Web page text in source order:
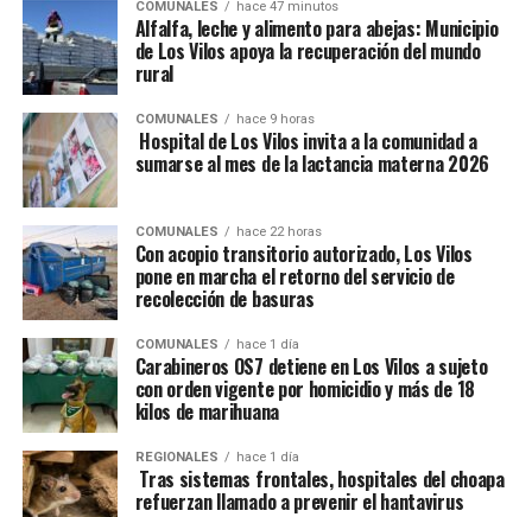
COMUNALES hace 47 minutos
Alfalfa, leche y alimento para abejas: Municipio
de Los Vilos apoya la recuperación del mundo
rural
COMUNALES hace 9 horas
Hospital de Los Vilos invita a la comunidad a
sumarse al mes de la lactancia materna 2026
COMUNALES hace 22 horas
Con acopio transitorio autorizado, Los Vilos
pone en marcha el retorno del servicio de
recolección de basuras
COMUNALES hace 1 día
Carabineros OS7 detiene en Los Vilos a sujeto
con orden vigente por homicidio y más de 18
kilos de marihuana
REGIONALES hace 1 día
Tras sistemas frontales, hospitales del choapa
refuerzan llamado a prevenir el hantavirus